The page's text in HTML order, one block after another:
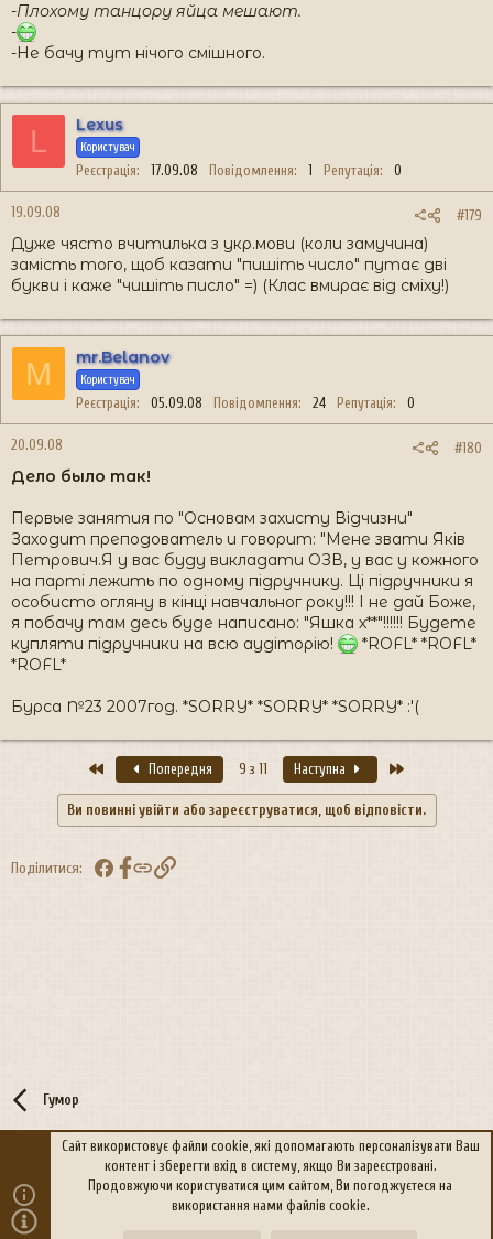
-Плохому танцору яйца мешают.
-
-Не бачу тут нічого смішного.
L Lexus
Користувач
Реєстрація 17.09.08 Повідомлення 1 Репутація 0
19.09.08 #179
Дуже чясто вчитилька з укр.мови (коли замучина)
замість того, щоб казати "пишіть число" путає дві
букви і каже "чишіть писло" =) (Клас вмирає від сміху!)
M mr.Belanov
Користувач
Реєстрація 05.09.08 Повідомлення 24 Репутація 0
20.09.08 #180
Дело было так!
Первые занятия по "Основам захисту Відчизни"
Заходит преподователь и говорит: "Мене звати Яків
Петрович.Я у вас буду викладати ОЗВ, у вас у кожного
на парті лежить по одному підручнику. Ці підручники я
особисто огляну в кінці навчальног року!!! І не дай Боже,
я побачу там десь буде написано: "Яшка х**"!!!!!! Будете
купляти підручники на всю аудіторію!
*ROFL* *ROFL*
*ROFL*
Бурса №23 2007год. *SORRY* *SORRY* *SORRY* :'(
Перший Попередня 9 з 11 Наступна
Ви повинні увійти або зареєструватися, щоб відповісти.
Поділитися: FacebookПосилання
Гумор
Політика конфіденційності Дoпoмoга
Сайт використовує файли cookie, які допомагають персоналізувати Ваш
контент і зберегти вхід в систему, якщо Ви зареєстровані.
Продовжуючи користуватися цим сайтом, Ви погоджуєтеся на
використання нами файлів cookie.